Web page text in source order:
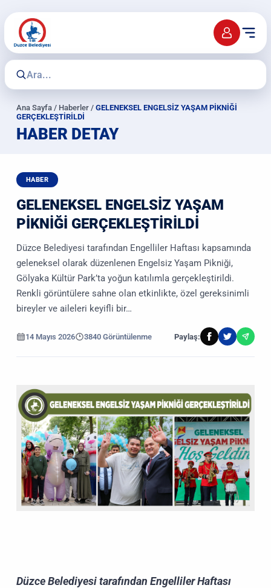
Ana Sayfa/ Haberler/ GELENEKSEL ENGELSİZ YAŞAM PİKNİĞİ
GERÇEKLEŞTİRİLDİ
HABER DETAY
HABER
GELENEKSEL ENGELSİZ YAŞAM
PİKNİĞİ GERÇEKLEŞTİRİLDİ
Düzce Belediyesi tarafından Engelliler Haftası kapsamında
geleneksel olarak düzenlenen Engelsiz Yaşam Pikniği,
Gölyaka Kültür Park’ta yoğun katılımla gerçekleştirildi.
Renkli görüntülere sahne olan etkinlikte, özel gereksinimli
bireyler ve aileleri keyifli bir…
14 Mayıs 2026 3840 Görüntülenme Paylaş:
Düzce Belediyesi tarafından Engelliler Haftası